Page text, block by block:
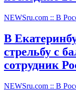
NEWSru.com :: В
В
стрельбу с
сотрудник
NEWSru.com :: В